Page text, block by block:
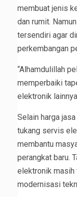
membuat jenis
dan rumit.
tersendiri agar
perkembangan
“Alhamdulillah
memperbaiki
elektronik
Selain harga
tukang servis
membantu
perangkat baru.
elektronik masih
modernisasi